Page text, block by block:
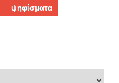
ψηφίσματα